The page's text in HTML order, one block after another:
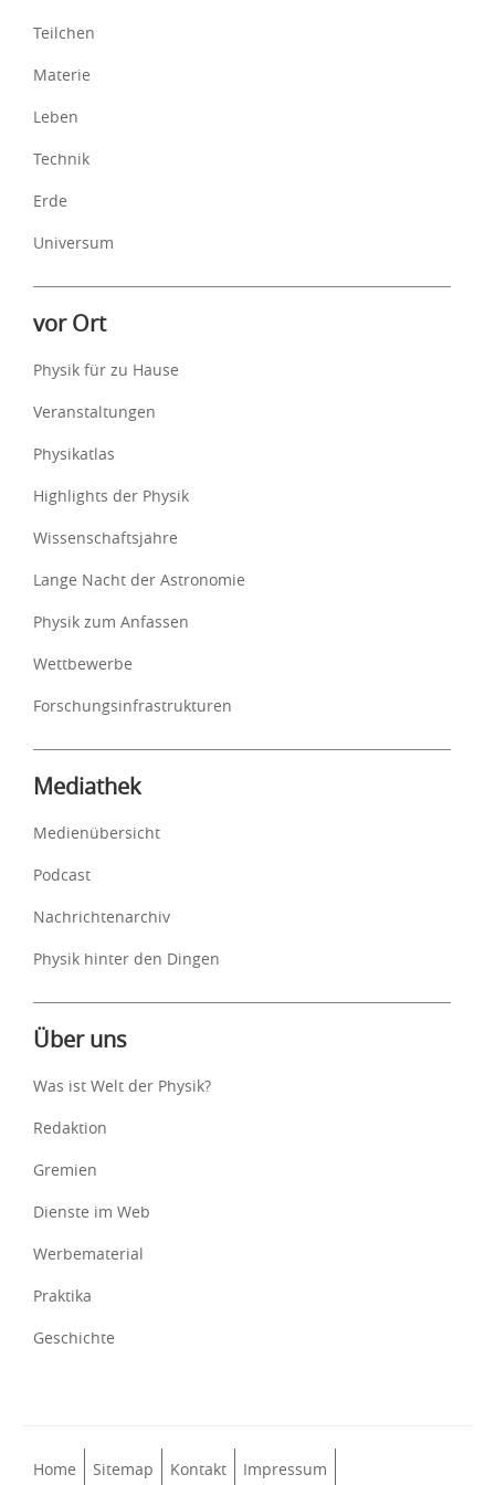
Teilchen
Materie
Leben
Technik
Erde
Universum
vor Ort
Physik für zu Hause
Veranstaltungen
Physikatlas
Highlights der Physik
Wissenschaftsjahre
Lange Nacht der Astronomie
Physik zum Anfassen
Wettbewerbe
Forschungsinfrastrukturen
Mediathek
Medienübersicht
Podcast
Nachrichtenarchiv
Physik hinter den Dingen
Über uns
Was ist Welt der Physik?
Redaktion
Gremien
Dienste im Web
Werbematerial
Praktika
Geschichte
Home Sitemap Kontakt Impressum